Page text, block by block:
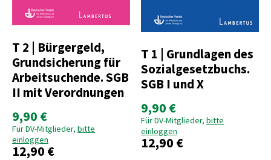
T 2 | Bürgergeld,
Grundsicherung für
Arbeitsuchende. SGB
II mit Verordnungen
9,90 €
Für DV-Mitglieder, bitte
einloggen
12,90 €
T 1 | Grundlagen des
Sozialgesetzbuchs.
SGB I und X
9,90 €
Für DV-Mitglieder, bitte
einloggen
12,90 €